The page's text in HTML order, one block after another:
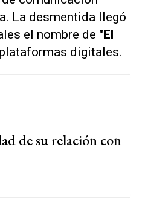
La desmentida llegó
el nombre de "El
digitales.
de su relación con